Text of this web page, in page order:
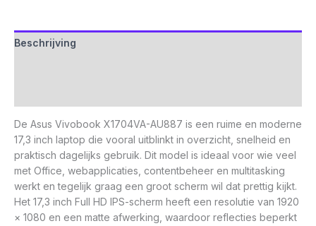
Beschrijving
De Asus Vivobook X1704VA-AU887 is een ruime en moderne
17,3 inch laptop die vooral uitblinkt in overzicht, snelheid en
praktisch dagelijks gebruik. Dit model is ideaal voor wie veel
met Office, webapplicaties, contentbeheer en multitasking
werkt en tegelijk graag een groot scherm wil dat prettig kijkt.
Het 17,3 inch Full HD IPS-scherm heeft een resolutie van 1920
× 1080 en een matte afwerking, waardoor reflecties beperkt